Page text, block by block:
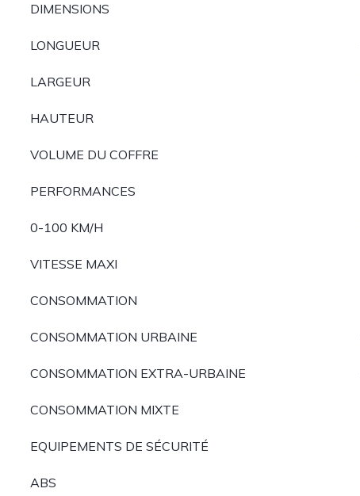
DIMENSIONS
LONGUEUR
LARGEUR
HAUTEUR
VOLUME DU COFFRE
PERFORMANCES
0-100 KM/H
VITESSE MAXI
CONSOMMATION
CONSOMMATION URBAINE
CONSOMMATION EXTRA-URBAINE
CONSOMMATION MIXTE
EQUIPEMENTS DE SÉCURITÉ
ABS